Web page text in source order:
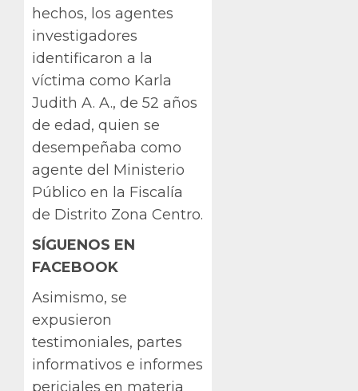
hechos, los agentes
investigadores
identificaron a la
víctima como Karla
Judith A. A., de 52 años
de edad, quien se
desempeñaba como
agente del Ministerio
Público en la Fiscalía
de Distrito Zona Centro.
SÍGUENOS EN
FACEBOOK
Asimismo, se
expusieron
testimoniales, partes
informativos e informes
periciales en materia